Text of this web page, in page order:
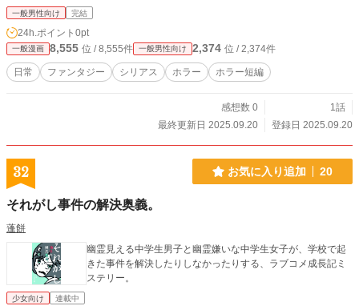
一般男性向け 完結
24h.ポイント 0pt
一般漫画 8,555 位 / 8,555件 一般男性向け 2,374 位 / 2,374件
日常 ファンタジー シリアス ホラー ホラー短編
感想数 0
1話
最終更新日 2025.09.20
登録日 2025.09.20
32 お気に入り追加 20
それがし事件の解決奥義。
蓬餅
幽霊見える中学生男子と幽霊嫌いな中学生女子が、学校で起
きた事件を解決したりしなかったりする、ラブコメ成長記ミ
ステリー。
少女向け 連載中